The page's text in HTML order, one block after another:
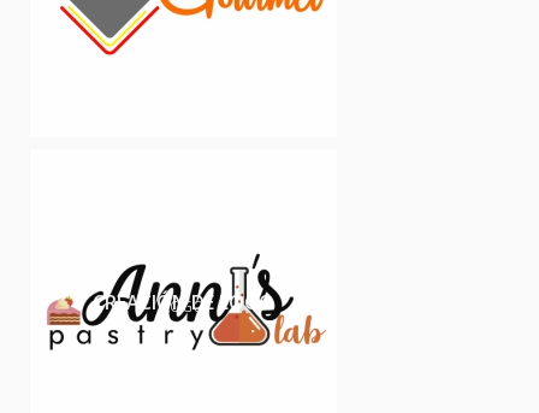
LOGO
CREACIÓN DE LOGO